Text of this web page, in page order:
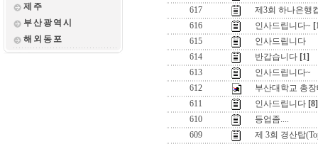
제주
부산광역시
해외동포
617
제3회 하나은행
616
인사드립니다~
615
인사드립니다
614
반갑습니다 [1]
613
인사드립니다~
612
부산대학교 총
611
인사드립니다 [8]
610
등업좀....
609
제 3회 경산탑